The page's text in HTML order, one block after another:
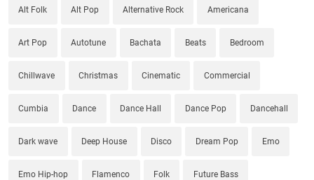
Alt Folk Alt Pop Alternative Rock Americana
Art Pop Autotune Bachata Beats Bedroom
Chillwave Christmas Cinematic Commercial
Cumbia Dance Dance Hall Dance Pop Dancehall
Dark wave Deep House Disco Dream Pop Emo
Emo Hip-hop Flamenco Folk Future Bass